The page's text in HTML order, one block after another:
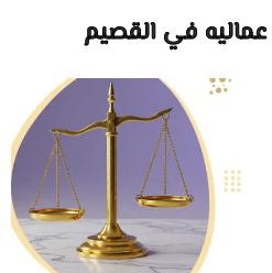
في القصيم